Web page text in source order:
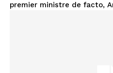
premier ministre de facto,